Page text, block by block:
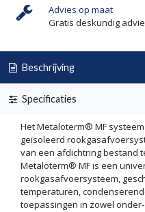
Advies op maat
Gratis deskundig
Beschrijving
Specificaties
Het Metaloterm® MF
geïsoleerd
van een afdichtring bestand
Metaloterm® MF is een
rookgasafvoersysteem,
temperaturen,
toepassingen in zowel